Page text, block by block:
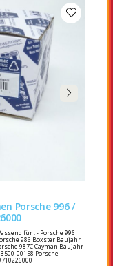
/
für : - Porsche 996
986 Boxster Baujahr
987C Cayman Baujahr
00158 Porsche